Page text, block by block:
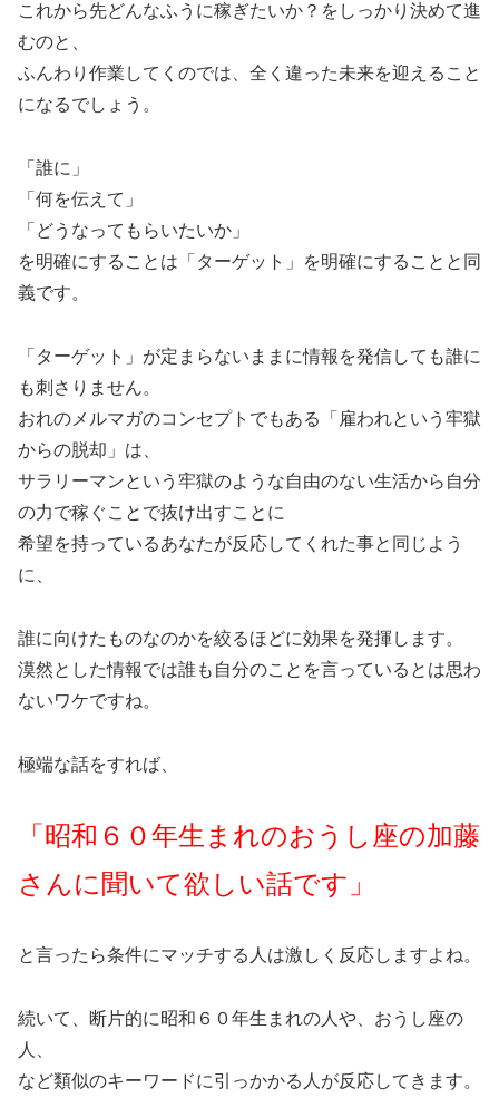
これから先どんなふうに稼ぎたいか？をしっかり決めて進
むのと、
ふんわり作業してくのでは、全く違った未来を迎えること
になるでしょう。
「誰に」
「何を伝えて」
「どうなってもらいたいか」
を明確にすることは「ターゲット」を明確にすることと同
義です。
「ターゲット」が定まらないままに情報を発信しても誰に
も刺さりません。
おれのメルマガのコンセプトでもある「雇われという牢獄
からの脱却」は、
サラリーマンという牢獄のような自由のない生活から自分
の力で稼ぐことで抜け出すことに
希望を持っているあなたが反応してくれた事と同じよう
に、
誰に向けたものなのかを絞るほどに効果を発揮します。
漠然とした情報では誰も自分のことを言っているとは思わ
ないワケですね。
極端な話をすれば、
「昭和６０年生まれのおうし座の加藤
さんに聞いて欲しい話です」
と言ったら条件にマッチする人は激しく反応しますよね。
続いて、断片的に昭和６０年生まれの人や、おうし座の
人、
など類似のキーワードに引っかかる人が反応してきます。